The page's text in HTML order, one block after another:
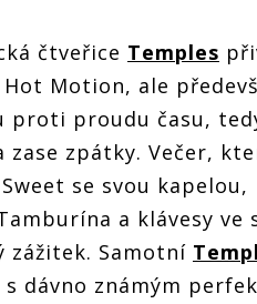
čtveřice Temples
Hot Motion, ale
proudu času,
zase zpátky. Večer,
se svou kapelou,
a klávesy ve
zážitek. Samotní
dávno známým